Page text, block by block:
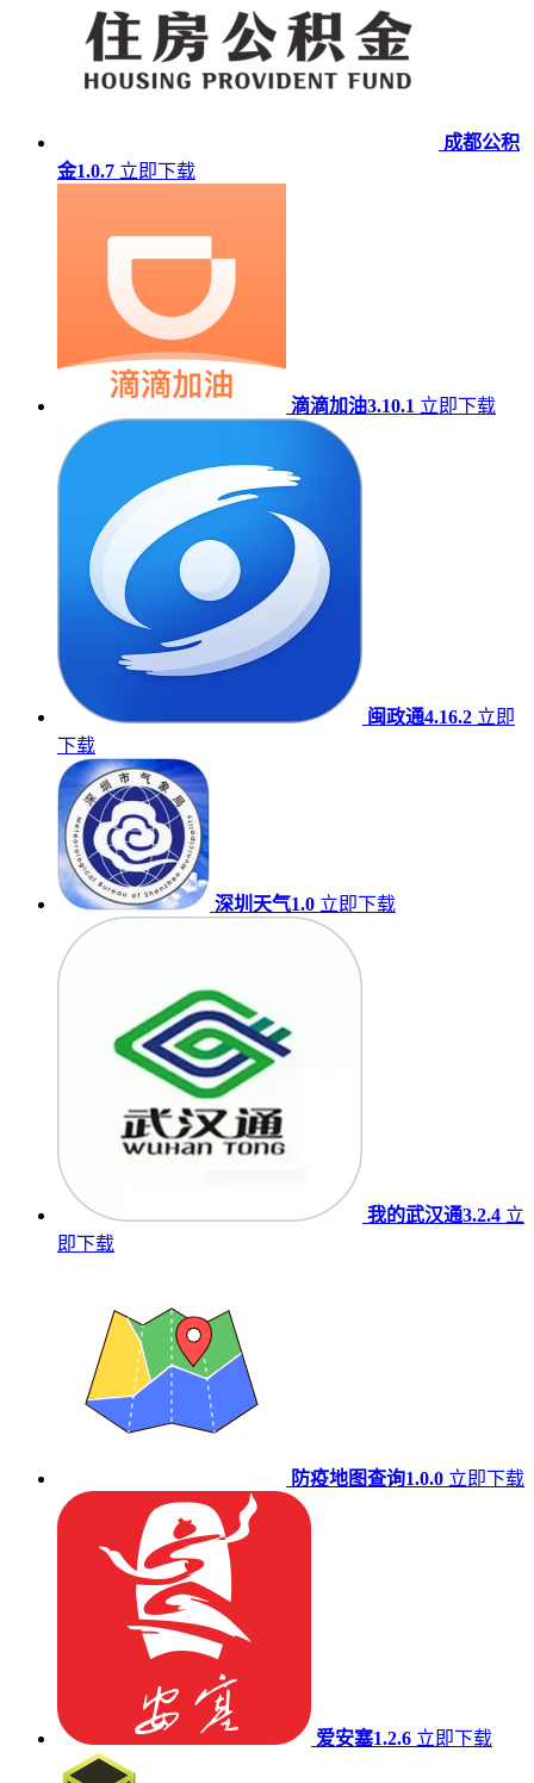
成都公积
金1.0.7 立即下载
滴滴加油3.10.1 立即下载
闽政通4.16.2 立即
下载
深圳天气1.0 立即下载
我的武汉通3.2.4 立
即下载
防疫地图查询1.0.0 立即下载
爱安塞1.2.6 立即下载